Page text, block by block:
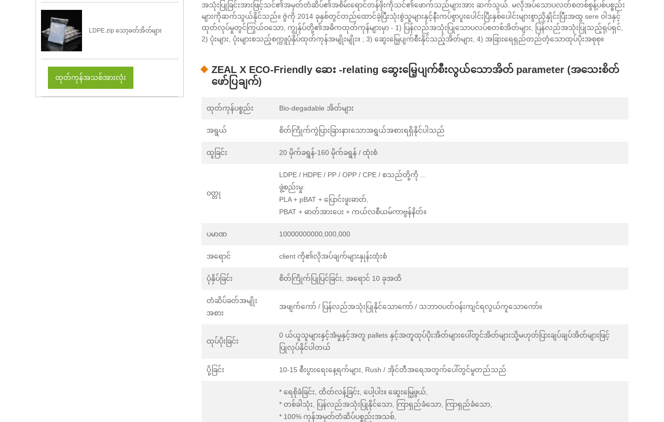
LDPE zip သော့ခတ်အိတ်များ
ထုတ်ကုန်အသစ်အားလုံး
အသုံးပြုခြင်းအားဖြင့်သင်၏အမှတ်တံဆိပ်၏အစိမ်းရောင်တန်ဖိုးကိုသင်၏ဖောက်သည်များအား ဆက်သွယ်. မလိုအပ်သောပလတ်စတစ်စွန့်ပစ်ပစ္စည်း
များကိုဆက်သွယ်နိုင်သည်။ ဇွဲကို 2014 ခုနှစ်တွင်တည်ထောင်ခဲ့ပြီးသုံးစွဲသူများနှင့်နီးကပ်စွာပူးပေါင်းပြီးနှစ်ပေါင်းများစွာညှိနှိုင်းပြီးအထွ sere ဝါဒနှင့်
ထုတ်လုပ်မှုတွင်ကြွယ်ဝသော, ကျွန်ုပ်တို့၏အဓိကထုတ်ကုန်များမှာ - 1) ပြန်လည်အသုံးပြုသောပလပ်စတစ်အိတ်များ, ပြန်လည်အသုံးပြုသည့်ရုပ်ရှင်,
2) ပုံးများ, ပုံးများစသည့်စက္ကူပုံနှိပ်ထုတ်ကုန်အမျိုးမျိုး။ ; 3) ဆွေးမြေ့ပျက်စီးနိုင်သည့်အိတ်များ, 4) အခြားရေရှည်တည်တံ့သောထုပ်ပိုးအစုစု။
ZEAL X ECO-Friendly ဆေး -relating ဆွေးမြေ့ပျက်စီးလွယ်သောအိတ် parameter (အသေးစိတ်
ဖော်ပြချက်)
ထုတ်ကုန်ပစ္စည်း Bio-degadable အိတ်များ
အရွယ် စိတ်ကြိုက်ကွဲပြားခြားနားသောအရွယ်အစားရရှိနိုင်ပါသည်
ထူခြင်း 20 မိုက်ခရွန်-160 မိုက်ခရွန် / ထုံးစံ
ဝတ္တု
LDPE / HDPE / PP / OPP / CPE / စသည်တို့ကို ...
ဖွဲ့စည်းမှု:
PLA + pBAT + ပြောင်းဖူးဓာတ်,
PBAT + ဓာတ်အားပေး + ကယ်လစီယမ်ကာဗွန်နိတ်။
ပမာဏ 10000000000,000,000
အရောင် client ကို၏လိုအပ်ချက်များနှုန်းထုံးစံ
ပုံနှိပ်ခြင်း စိတ်ကြိုက်ပြုပြင်ခြင်း, အရောင် 10 ခုအထိ
တံဆိပ်ခတ်အမျိုး
အစား
အဖျက်ကော် / ပြန်လည်အသုံးပြုနိုင်သောကော် / သဘာဝပတ်ဝန်းကျင်ရလွယ်ကူသောကော်။
ထုပ်ပိုးခြင်း
0 ယ်ယူသူများနှင့်အံမှုနှင့်အတူ pallets နှင့်အတူထုပ်ပိုးအိတ်များပေါ်တွင်အိတ်များသို့မဟုတ်ပြားချပ်ချပ်အိတ်များဖြင့်
ပြုလုပ်နိုင်ပါတယ်
ပို့ခြင်း 10-15 စီးပွားရေးနေ့ရက်များ, Rush / အိုင်တီအရေအတွက်ပေါ်တွင်မူတည်သည်
* ရေစိုခံခြင်း, ထိတ်လန့်ခြင်း, ပေါ့ပါး။ ဆွေးမြေ့ဖွယ်,
* တစ်ခါသုံး, ပြန်လည်အသုံးပြုနိုင်သော, ကြာရှည်ခံသော, ကြာရှည်ခံသော,
* 100% ကုန်အမှတ်တံဆိပ်ပစ္စည်းအသစ်,